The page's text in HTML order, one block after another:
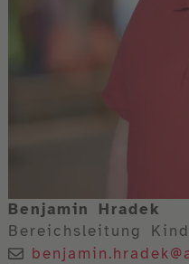
Benjamin Hradek
Bereichsleitung